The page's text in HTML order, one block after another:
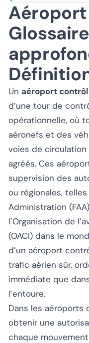
Un aéroport
d’une tour de
opérationnelle, où
aéronefs et des
voies de
agréés. Ces
supervision des
ou régionales,
Administration
l’Organisation de
(OACI) dans le
d’un aéroport
trafic aérien sûr,
immédiate que
l’entoure.
Dans les aéroports
obtenir une
chaque